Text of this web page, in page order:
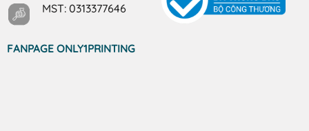
MST: 0313377646
FANPAGE ONLY1PRINTING